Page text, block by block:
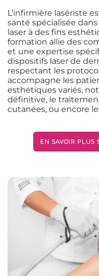
L’infirmière lasériste
santé spécialisée
laser à des fins
formation allie des
et une expertise
dispositifs laser de
respectant les
accompagne les
esthétiques variés,
définitive, le
cutanées, ou encore
EN SAVOIR PLUS